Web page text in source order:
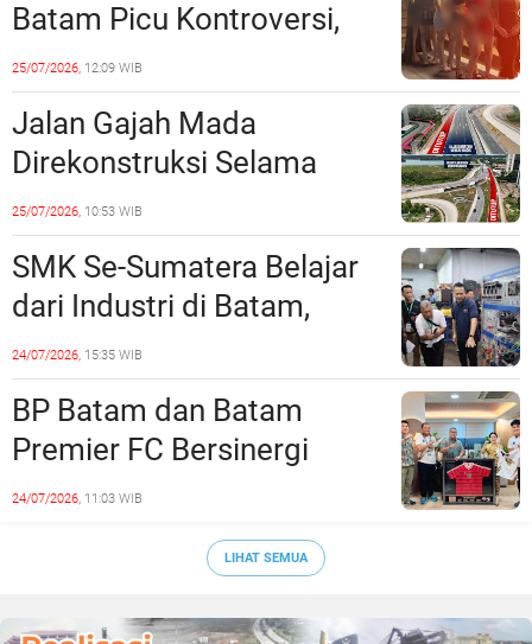
Batam Picu Kontroversi,
Dinilai Bermuatan Sensual
25/07/2026, 12:09 WIB
Jalan Gajah Mada
Direkonstruksi Selama
Empat Minggu, Ini Skema
Rekayasa Lalu Lintasnya
25/07/2026, 10:53 WIB
SMK Se-Sumatera Belajar
dari Industri di Batam,
Siapkan Lulusan Siap Kerja
Era Digital
24/07/2026, 15:35 WIB
BP Batam dan Batam
Premier FC Bersinergi
Cetak Generasi Emas
24/07/2026, 11:03 WIB
LIHAT SEMUA